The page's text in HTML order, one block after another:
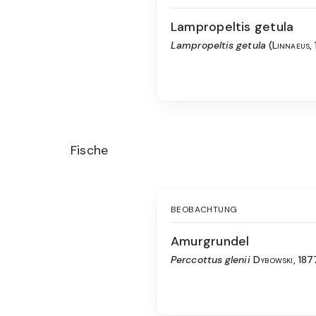
Lampropeltis getula
Lampropeltis getula
Fische
BEOBACHTUNG
Amurgrundel
Perccottus glenii Dybowski,